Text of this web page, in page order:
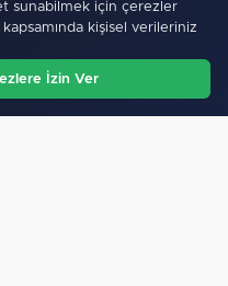
göre haber oku.
sunabilmek için çerezler
kişisel verileriniz
İzin Ver
Ara Menü